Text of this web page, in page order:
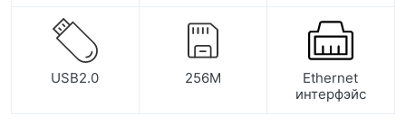
USB2.0 256M
Ethernet
интерфэйс